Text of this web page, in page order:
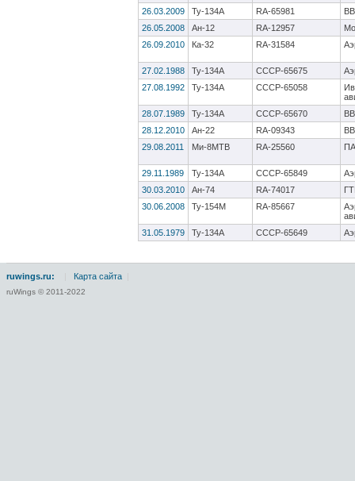
26.03.2009
Ту-134А RA-65981
26.05.2008
Ан-12 RA-12957
26.09.2010
Ка-32 RA-31584
27.02.1988 Ту-134А CCCP-65675
27.08.1992
Ту-134А СССР-65058
28.07.1989
Ту-134А CCCP-65670
28.12.2010
Ан-22 RA-09343
29.08.2011
Ми-8МТВ RA-25560
29.11.1989 Ту-134А CCCP-65849
30.03.2010
Ан-74 RA-74017
30.06.2008
Ту-154М RA-85667
31.05.1979
Ту-134А CCCP-65649
ruwings.ru: Карта сайта
ruWings © 2011-2022